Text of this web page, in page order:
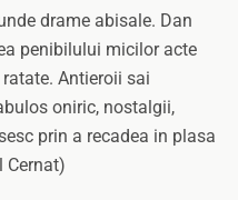
drame abisale. Dan
penibilului micilor acte
Antieroii sai
oniric, nostalgii,
prin a recadea in plasa
Cernat)